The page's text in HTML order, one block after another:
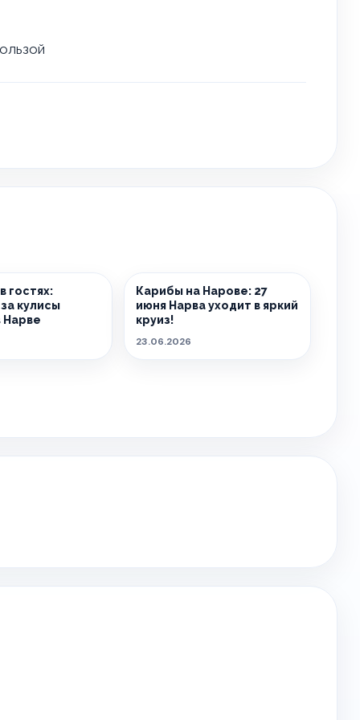
гостях:
кулисы
Нарве
Карибы на Нарове: 27
июня Нарва уходит в яркий
круиз!
23.06.2026